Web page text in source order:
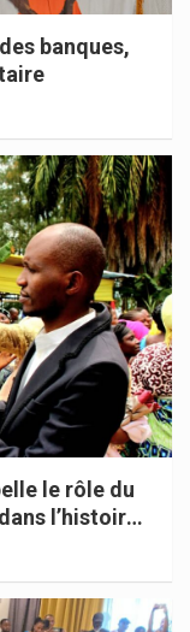
banques,
le rôle du
l’histoire